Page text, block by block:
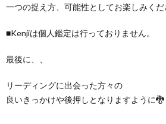
一つの捉え方、可能性としてお楽しみくだ
■Kenjiは個人鑑定は行っておりません。
最後に、、
リーディングに出会った方々の
良いきっかけや後押しとなりますように🐉